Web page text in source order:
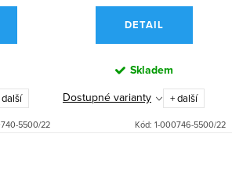
další
5500/22
DETAIL
Skladem
Dostupné varianty + další
Kód: 1-000746-5500/22